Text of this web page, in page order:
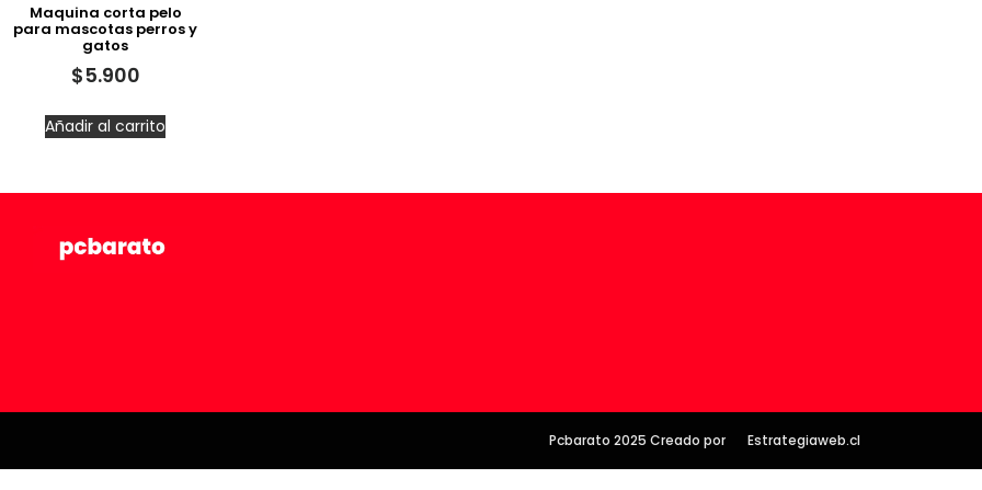
Maquina corta pelo
para mascotas perros y
gatos
$5.900
Añadir al carrito
Pcbarato 2025 Creado por Estrategiaweb.cl